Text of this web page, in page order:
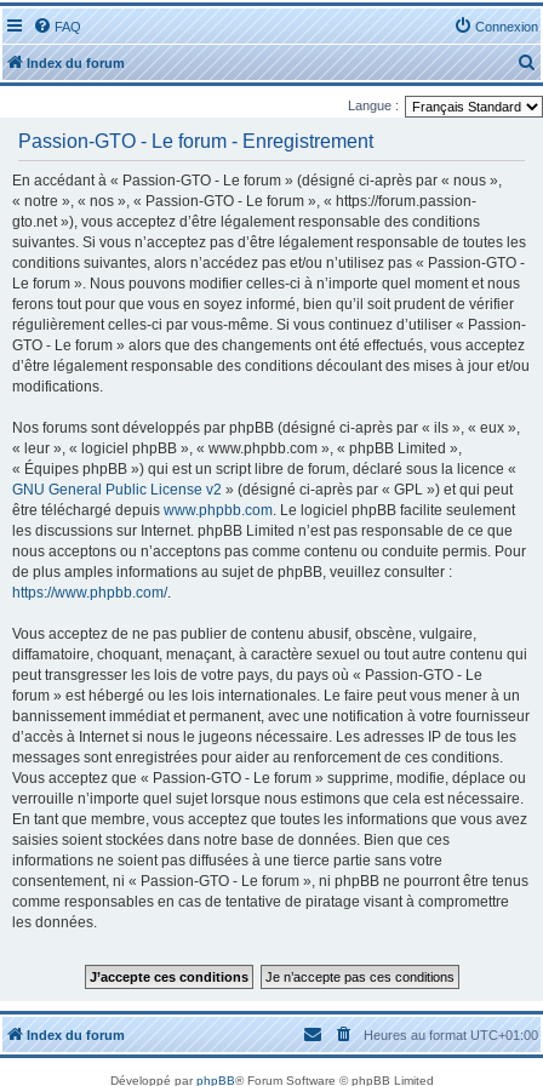
FAQ Connexion
Index du forum
e
c
Langue :
Passion-GTO - Le forum - Enregistrement
En accédant à « Passion-GTO - Le forum » (désigné ci-après par « nous »,
« notre », « nos », « Passion-GTO - Le forum », « https://forum.passion-
gto.net »), vous acceptez d’être légalement responsable des conditions
suivantes. Si vous n’acceptez pas d’être légalement responsable de toutes les
conditions suivantes, alors n’accédez pas et/ou n’utilisez pas « Passion-GTO -
Le forum ». Nous pouvons modifier celles-ci à n’importe quel moment et nous
ferons tout pour que vous en soyez informé, bien qu’il soit prudent de vérifier
régulièrement celles-ci par vous-même. Si vous continuez d’utiliser « Passion-
GTO - Le forum » alors que des changements ont été effectués, vous acceptez
d’être légalement responsable des conditions découlant des mises à jour et/ou
modifications.
Nos forums sont développés par phpBB (désigné ci-après par « ils », « eux »,
« leur », « logiciel phpBB », « www.phpbb.com », « phpBB Limited »,
« Équipes phpBB ») qui est un script libre de forum, déclaré sous la licence «
GNU General Public License v2 » (désigné ci-après par « GPL ») et qui peut
être téléchargé depuis www.phpbb.com. Le logiciel phpBB facilite seulement
les discussions sur Internet. phpBB Limited n’est pas responsable de ce que
nous acceptons ou n’acceptons pas comme contenu ou conduite permis. Pour
de plus amples informations au sujet de phpBB, veuillez consulter :
https://www.phpbb.com/.
Vous acceptez de ne pas publier de contenu abusif, obscène, vulgaire,
diffamatoire, choquant, menaçant, à caractère sexuel ou tout autre contenu qui
peut transgresser les lois de votre pays, du pays où « Passion-GTO - Le
forum » est hébergé ou les lois internationales. Le faire peut vous mener à un
bannissement immédiat et permanent, avec une notification à votre fournisseur
d’accès à Internet si nous le jugeons nécessaire. Les adresses IP de tous les
messages sont enregistrées pour aider au renforcement de ces conditions.
Vous acceptez que « Passion-GTO - Le forum » supprime, modifie, déplace ou
verrouille n’importe quel sujet lorsque nous estimons que cela est nécessaire.
En tant que membre, vous acceptez que toutes les informations que vous avez
saisies soient stockées dans notre base de données. Bien que ces
informations ne soient pas diffusées à une tierce partie sans votre
consentement, ni « Passion-GTO - Le forum », ni phpBB ne pourront être tenus
comme responsables en cas de tentative de piratage visant à compromettre
les données.
Index du forum Heures au formatUTC+01:00
Développé parphpBB® Forum Software © phpBB Limited